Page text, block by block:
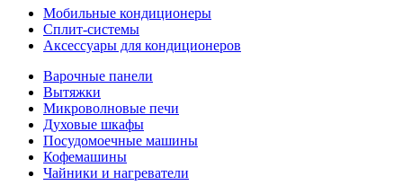
Мобильные кондиционеры
Сплит-системы
Аксессуары для кондиционеров
Варочные панели
Вытяжки
Микроволновые печи
Духовые шкафы
Посудомоечные машины
Кофемашины
Чайники и нагреватели